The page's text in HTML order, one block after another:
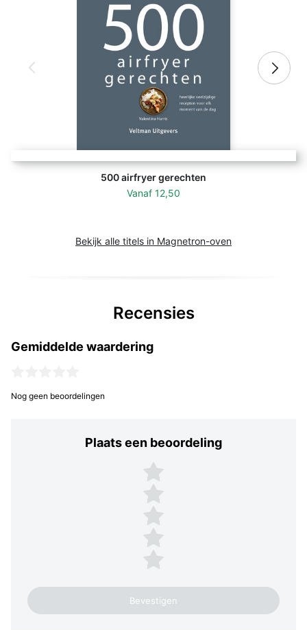
500 airfryer gerechten
Vanaf 12,50
Bekijk alle titels in Magnetron-oven
Recensies
Gemiddelde waardering
Nog geen beoordelingen
Plaats een beoordeling
Plaats een beoordeling
5 sterren
4 sterren
3 sterren
2 sterren
1 ster